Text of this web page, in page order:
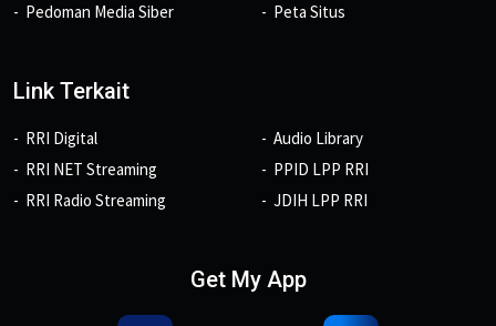
Pedoman Media Siber
Peta Situs
Link Terkait
RRI Digital
RRI NET Streaming
RRI Radio Streaming
Audio Library
PPID LPP RRI
JDIH LPP RRI
Get My App